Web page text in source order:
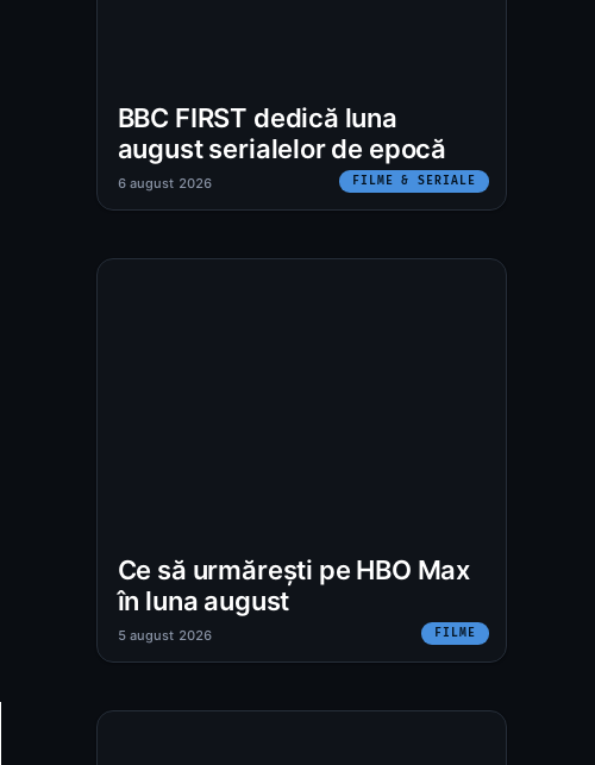
BBC FIRST dedică luna
august serialelor de epocă
FILME & SERIALE
6 august 2026
Ce să urmărești pe HBO Max
în luna august
FILME
5 august 2026